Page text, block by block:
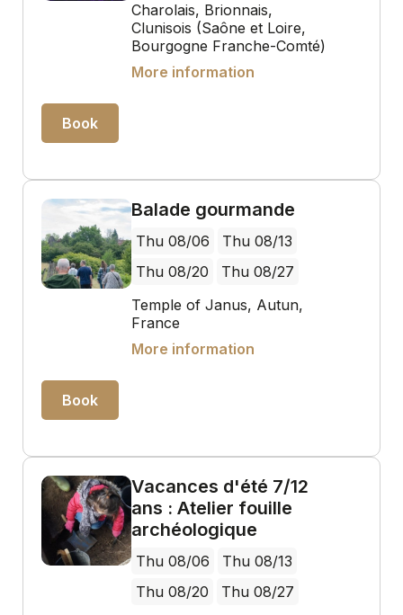
Charolais, Brionnais,
Clunisois (Saône et Loire,
Bourgogne Franche-Comté)
More information
Book
Balade gourmande
Thu 08/06
Thu 08/13
Thu 08/20
Thu 08/27
Temple of Janus, Autun,
France
More information
Book
Vacances d'été 7/12
ans : Atelier fouille
archéologique
Thu 08/06
Thu 08/13
Thu 08/20
Thu 08/27